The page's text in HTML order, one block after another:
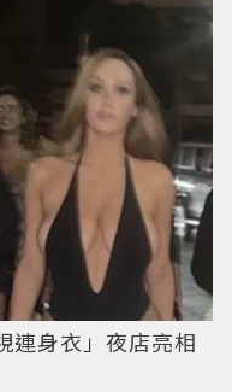
連身衣」夜店亮相